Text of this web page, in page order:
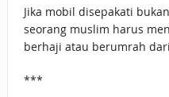
Jika mobil disepakati
seorang muslim harus
berhaji atau berumrah
***